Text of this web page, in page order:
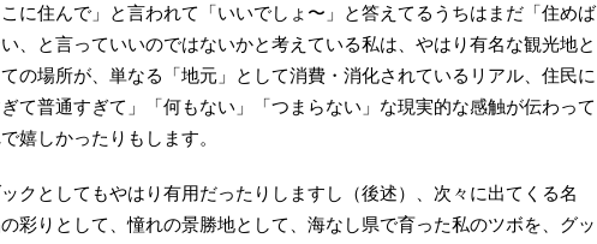
こに住んで」と言われて「いいでしょ〜」と答えてるうちはまだ「住めば
、と言っていいのではないかと考えている私は、やはり有名な観光地と
の場所が、単なる「地元」として消費・消化されているリアル、住民に
て普通すぎて」「何もない」「つまらない」な現実的な感触が伝わって
嬉しかったりもします。
クとしてもやはり有用だったりしますし（後述）、次々に出てくる名
彩りとして、憧れの景勝地として、海なし県で育った私のツボを、グッ